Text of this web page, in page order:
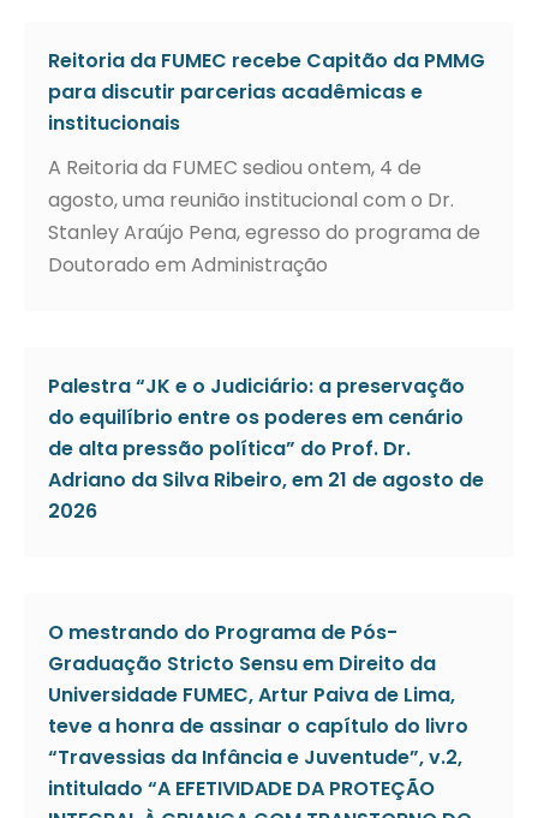
Reitoria da FUMEC recebe Capitão da PMMG
para discutir parcerias acadêmicas e
institucionais
A Reitoria da FUMEC sediou ontem, 4 de
agosto, uma reunião institucional com o Dr.
Stanley Araújo Pena, egresso do programa de
Doutorado em Administração
Palestra “JK e o Judiciário: a preservação
do equilíbrio entre os poderes em cenário
de alta pressão política” do Prof. Dr.
Adriano da Silva Ribeiro, em 21 de agosto de
2026
O mestrando do Programa de Pós-
Graduação Stricto Sensu em Direito da
Universidade FUMEC, Artur Paiva de Lima,
teve a honra de assinar o capítulo do livro
“Travessias da Infância e Juventude”, v.2,
intitulado “A EFETIVIDADE DA PROTEÇÃO